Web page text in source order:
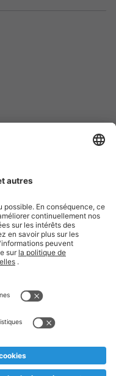
légales
et jusqu'à
nous serions
Recupel et TVA incl.
a été adoptée